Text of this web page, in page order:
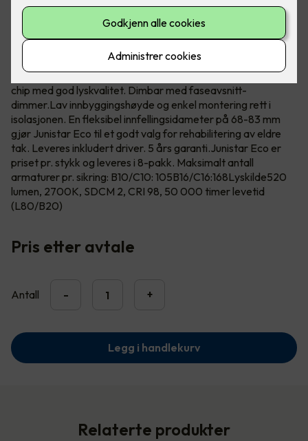
Junistar Eco IsoSafe er kostnadseffektive downlights for
innendørs bruk, med 42° lysspredningsvinkel og 30° vipp i to
retninger. Produsert i trykkstøpt, pulverlakkert aluminium
med hvit overflate, og skjerm i glass. Integrert, effektiv LED-
chip med god lyskvalitet. Dimbar med faseavsnitt-
dimmer.Lav innbyggingshøyde og enkel montering rett i
isolasjonen. En fleksibel innfellingsidameter på 68-83 mm
gjør Junistar Eco til et godt valg for rehabilitering av eldre
tak. Leveres inkludert driver. 5 års garanti.Junistar Eco er
priset pr. stykk og leveres i 8-pakk. Maksimalt antall
armaturer pr. sikring: B10/C10: 105B16/C16:168Lyskilde520
lumen, 2700K, SDCM 2, CRI 98, 50 000 timer levetid
(L80/B20)
Pris etter avtale
Antall - +
Legg i handlekurv
Relaterte produkter